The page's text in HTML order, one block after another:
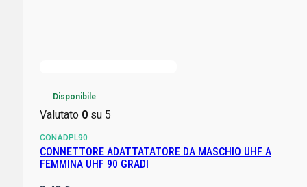
Disponibile
Valutato 0su 5
CONADPL90
CONNETTORE ADATTATATORE DA MASCHIO UHF A
FEMMINA UHF 90 GRADI